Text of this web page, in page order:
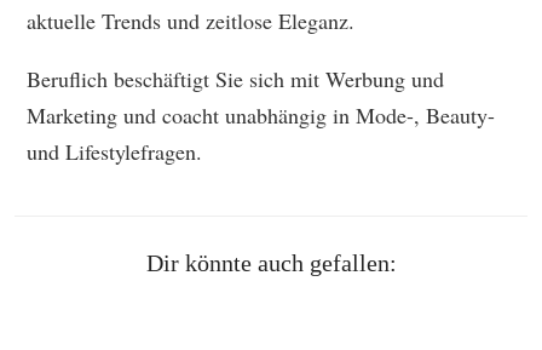
aktuelle Trends und zeitlose Eleganz.
Beruflich beschäftigt Sie sich mit Werbung und
Marketing und coacht unabhängig in Mode-, Beauty-
und Lifestylefragen.
Dir könnte auch gefallen: